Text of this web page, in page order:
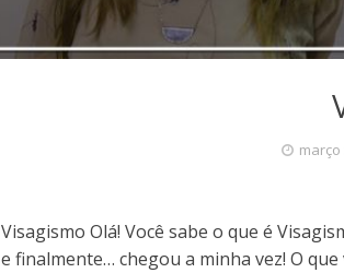
março
Visagismo Olá! Você sabe o que é
e finalmente… chegou a minha vez! O